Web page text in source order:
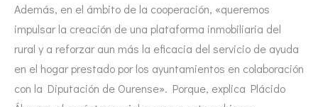
Además, en el ámbito de la cooperación, «queremos
impulsar la creación de una plataforma inmobiliaria del
rural y a reforzar aun más la eficacia del servicio de ayuda
en el hogar prestado por los ayuntamientos en colaboración
con la Diputación de Ourense». Porque, explica Plácido